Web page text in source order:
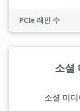
PCIe 레인 수
소셜
소셜 미